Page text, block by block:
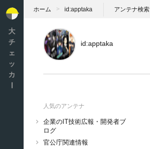
大
チ
ェ
ッ
カ
ホーム id:apptaka アンテナ検索
id:apptaka
人気のアンテナ
企業のIT技術広報・開発者ブ
ログ
官公庁関連情報